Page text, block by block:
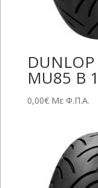
MU85 B
0,00€ Με Φ.Π.Α.